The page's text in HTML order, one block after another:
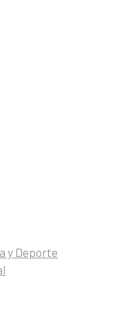
y Deporte